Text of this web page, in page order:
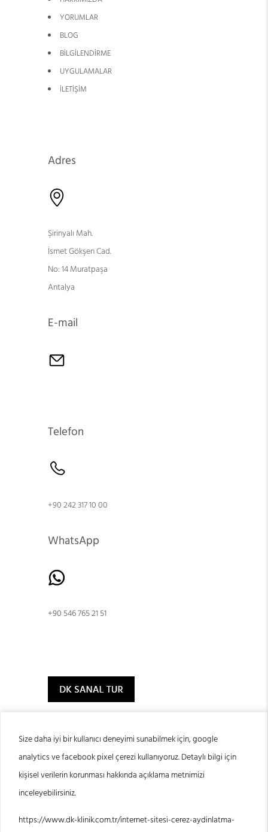
Size daha iyi bir kullanıcı deneyimi sunabilmek için, google
analytics ve facebook pixel çerezi kullanıyoruz. Detaylı bilgi için
kişisel verilerin korunması hakkında açıklama metnimizi
inceleyebilirsiniz.
https://www.dk-klinik.com.tr/internet-sitesi-cerez-aydinlatma-
YORUMLAR
BLOG
BİLGİLENDİRME
UYGULAMALAR
İLETİŞİM
Adres
Şirinyalı Mah.
İsmet Gökşen Cad.
No: 14 Muratpaşa
Antalya
E-mail
Telefon
+90 242 317 10 00
WhatsApp
+90 546 765 21 51
© 2024 DK Klinik